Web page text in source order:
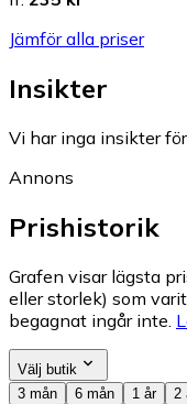
Jämför alla priser
Insikter
Vi har inga insikter
Annons
Prishistorik
Grafen visar lägsta
eller storlek) som
begagnat ingår inte.
Välj butik
3 mån
6 mån 1 år 2